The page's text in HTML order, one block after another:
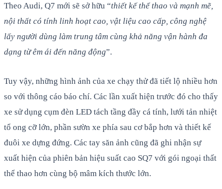
Theo Audi, Q7 mới sẽ sở hữu “thiết kế thể thao và mạnh mẽ,
nội thất có tính linh hoạt cao, vật liệu cao cấp, công nghệ
lấy người dùng làm trung tâm cùng khả năng vận hành đa
dạng từ êm ái đến năng động”.
Tuy vậy, những hình ảnh của xe chạy thử đã tiết lộ nhiều hơn
so với thông cáo báo chí. Các lần xuất hiện trước đó cho thấy
xe sử dụng cụm đèn LED tách tầng đầy cá tính, lưới tản nhiệt
tổ ong cỡ lớn, phần sườn xe phía sau cơ bắp hơn và thiết kế
đuôi xe dựng đứng. Các tay săn ảnh cũng đã ghi nhận sự
xuất hiện của phiên bản hiệu suất cao SQ7 với gói ngoại thất
thể thao hơn cùng bộ mâm kích thước lớn.